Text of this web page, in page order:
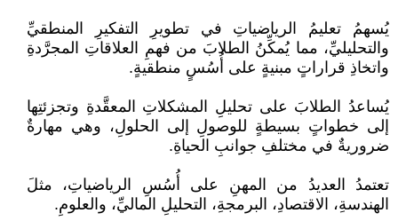
يُسهمُ تعليمُ الرياضياتِ في تطويرِ التفكيرِ المنطقيِّ
والتحليليِّ، مما يُمكِّنُ الطلابَ من فهمِ العلاقاتِ المجرَّدةِ
واتخاذِ قراراتٍ مبنيةٍ على أُسُسٍ منطقيةٍ.
يُساعدُ الطلابَ على تحليلِ المشكلاتِ المعقَّدةِ وتجزئتِها
إلى خطواتٍ بسيطةٍ للوصولِ إلى الحلولِ، وهي مهارةٌ
ضروريةٌ في مختلفِ جوانبِ الحياةِ.
تعتمدُ العديدُ من المهنِ على أُسُسِ الرياضياتِ، مثلَ
الهندسةِ، الاقتصادِ، البرمجةِ، التحليلِ الماليِّ، والعلومِ.